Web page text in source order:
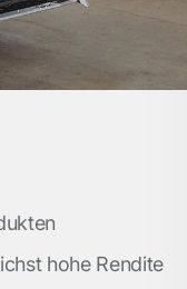
hohe Rendite